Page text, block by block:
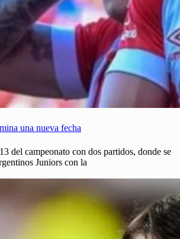
una nueva fecha
del campeonato con dos partidos, donde se
Juniors con la